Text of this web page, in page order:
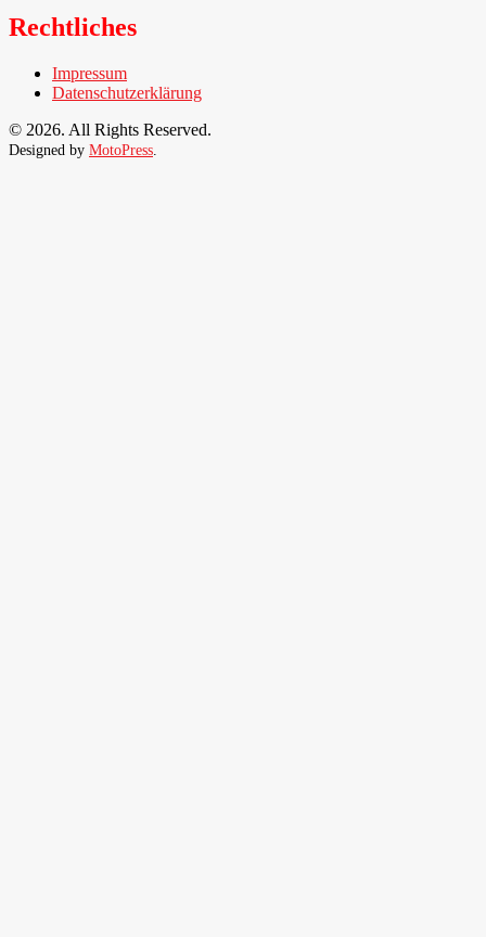
Rechtliches
Impressum
Datenschutzerklärung
© 2026. All Rights Reserved.
Designed by MotoPress